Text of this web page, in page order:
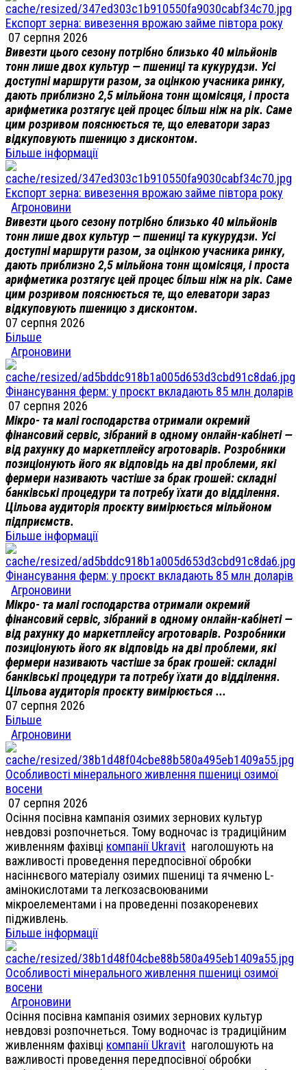
Експорт зерна: вивезення врожаю займе півтора року
07 серпня 2026
Вивезти цього сезону потрібно близько 40 мільйонів
тонн лише двох культур — пшениці та кукурудзи. Усі
доступні маршрути разом, за оцінкою учасника ринку,
дають приблизно 2,5 мільйона тонн щомісяця, і проста
арифметика розтягує цей процес більш ніж на рік. Саме
цим розривом пояснюється те, що елеватори зараз
відкуповують пшеницю з дисконтом.
Більше інформації
Експорт зерна: вивезення врожаю займе півтора року
Агроновини
Вивезти цього сезону потрібно близько 40 мільйонів
тонн лише двох культур — пшениці та кукурудзи. Усі
доступні маршрути разом, за оцінкою учасника ринку,
дають приблизно 2,5 мільйона тонн щомісяця, і проста
арифметика розтягує цей процес більш ніж на рік. Саме
цим розривом пояснюється те, що елеватори зараз
відкуповують пшеницю з дисконтом.
07 серпня 2026
Більше
Агроновини
Фінансування ферм: у проєкт вкладають 85 млн доларів
07 серпня 2026
Мікро- та малі господарства отримали окремий
фінансовий сервіс, зібраний в одному онлайн-кабінеті —
від рахунку до маркетплейсу агротоварів. Розробники
позиціонують його як відповідь на дві проблеми, які
фермери називають частіше за брак грошей: складні
банківські процедури та потребу їхати до відділення.
Цільова аудиторія проєкту вимірюється мільйоном
підприємств.
Більше інформації
Фінансування ферм: у проєкт вкладають 85 млн доларів
Агроновини
Мікро- та малі господарства отримали окремий
фінансовий сервіс, зібраний в одному онлайн-кабінеті —
від рахунку до маркетплейсу агротоварів. Розробники
позиціонують його як відповідь на дві проблеми, які
фермери називають частіше за брак грошей: складні
банківські процедури та потребу їхати до відділення.
Цільова аудиторія проєкту вимірюється ...
07 серпня 2026
Більше
Агроновини
Особливості мінерального живлення пшениці озимої
восени
07 серпня 2026
Осіння посівна кампанія озимих зернових культур
невдовзі розпочнеться. Тому водночас із традиційним
живленням фахівці компанії Ukravit наголошують на
важливості проведення передпосівної обробки
насіннєвого матеріалу озимих пшениці та ячменю L-
амінокислотами та легкозасвоюваними
мікроелементами і на проведенні позакореневих
підживлень.
Більше інформації
Особливості мінерального живлення пшениці озимої
восени
Агроновини
Осіння посівна кампанія озимих зернових культур
невдовзі розпочнеться. Тому водночас із традиційним
живленням фахівці компанії Ukravit наголошують на
важливості проведення передпосівної обробки